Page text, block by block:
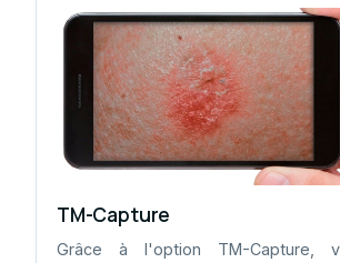
TM-Capture
Grâce à l'option TM-Capture,